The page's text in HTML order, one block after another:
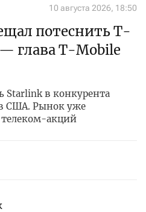
10 августа 2026, 18:50
потеснить T-
глава T-Mobile
Starlink в конкурента
США. Рынок уже
телеком-акций